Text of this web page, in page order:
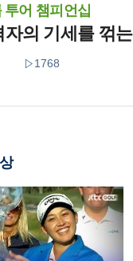
투어 챔피언십
자의 기세를 꺾
1768